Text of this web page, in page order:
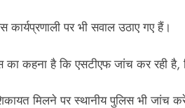
पर भी सवाल उठाए गए हैं।
का कहना है कि एसटीएफ जांच कर रही
मिलने पर स्थानीय पुलिस भी जांच